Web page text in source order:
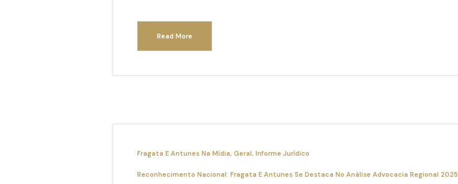
Read More
Fragata E Antunes Na Mídia Geral Informe Jurídico
Reconhecimento Nacional: Fragata E Antunes Se Destaca No Análise Advocacia Regional 2025